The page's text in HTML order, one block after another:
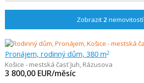
Zobrazit 2 nemovitostí
Pronájem, rodinný dům, 380 m2
Košice - mestská časť Juh, Rázusova
3 800,00 EUR/měsíc